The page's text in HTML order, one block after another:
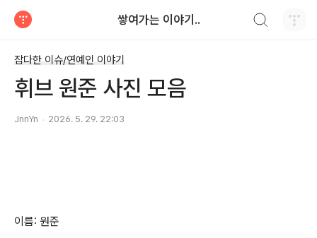
쌓여가는 이야기..
잡다한 이슈/연예인 이야기
휘브 원준 사진 모음
JnnYn 2026. 5. 29. 22:03
이름: 원준